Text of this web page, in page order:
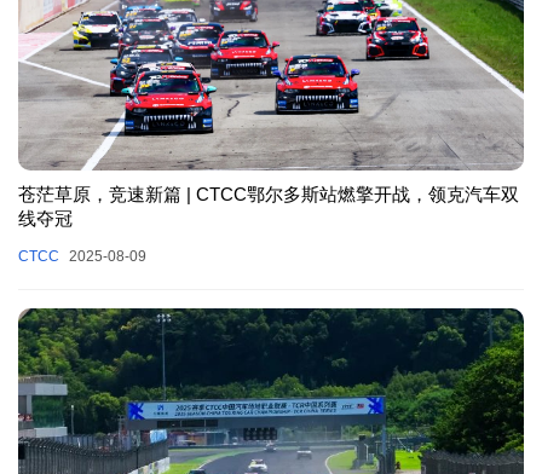
苍茫草原，竞速新篇 | CTCC鄂尔多斯站燃擎开战，领克汽车双
线夺冠
CTCC 2025-08-09